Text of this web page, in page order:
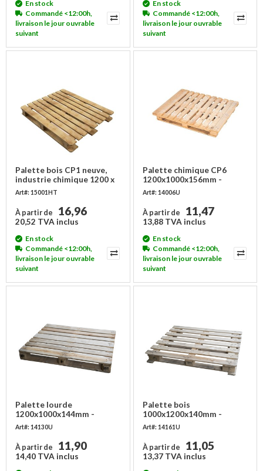
En stock
Commandé <12:00h,
livraison le jour ouvrable
suivant
En stock
Commandé <12:00h,
livraison le jour ouvrable
suivant
Palette bois CP1 neuve,
industrie chimique 1200 x
1000
Art#: 15001HT
À partir de 16,96
20,52 TVA inclus
En stock
Commandé <12:00h,
livraison le jour ouvrable
suivant
Palette chimique CP6
1200x1000x156mm -
Occasion
Art#: 14006U
À partir de 11,47
13,88 TVA inclus
En stock
Commandé <12:00h,
livraison le jour ouvrable
suivant
Palette lourde
1200x1000x144mm -
occasion
Art#: 14130U
À partir de 11,90
14,40 TVA inclus
Palette bois
1000x1200x140mm -
Occasion
Art#: 14161U
À partir de 11,05
13,37 TVA inclus